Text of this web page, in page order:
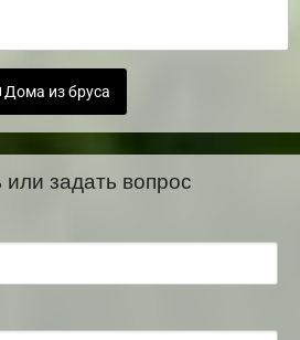
Дома из бруса
или задать вопрос